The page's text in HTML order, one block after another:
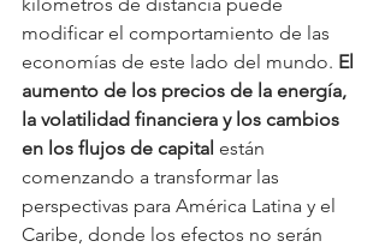
modificar el comportamiento de las
economías de este lado del mundo. El
aumento de los precios de la energía,
la volatilidad financiera y los cambios
en los flujos de capital están
comenzando a transformar las
perspectivas para América Latina y el
Caribe, donde los efectos no serán